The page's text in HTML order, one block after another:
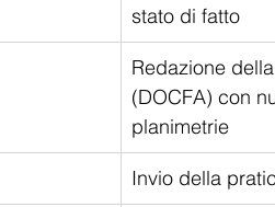
stato di fatto
Redazione
(DOCFA) con
planimetrie
Invio della